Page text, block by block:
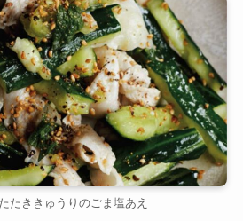
たききゅうりのごま塩あえ